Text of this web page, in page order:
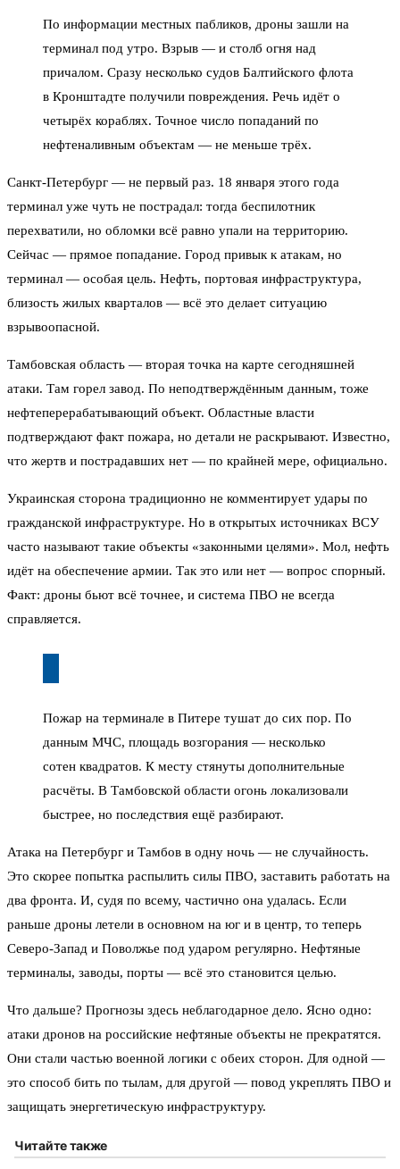
По информации местных пабликов, дроны зашли на
терминал под утро. Взрыв — и столб огня над
причалом. Сразу несколько судов Балтийского флота
в Кронштадте получили повреждения. Речь идёт о
четырёх кораблях. Точное число попаданий по
нефтеналивным объектам — не меньше трёх.
Санкт-Петербург — не первый раз. 18 января этого года
терминал уже чуть не пострадал: тогда беспилотник
перехватили, но обломки всё равно упали на территорию.
Сейчас — прямое попадание. Город привык к атакам, но
терминал — особая цель. Нефть, портовая инфраструктура,
близость жилых кварталов — всё это делает ситуацию
взрывоопасной.
Тамбовская область — вторая точка на карте сегодняшней
атаки. Там горел завод. По неподтверждённым данным, тоже
нефтеперерабатывающий объект. Областные власти
подтверждают факт пожара, но детали не раскрывают. Известно,
что жертв и пострадавших нет — по крайней мере, официально.
Украинская сторона традиционно не комментирует удары по
гражданской инфраструктуре. Но в открытых источниках ВСУ
часто называют такие объекты «законными целями». Мол, нефть
идёт на обеспечение армии. Так это или нет — вопрос спорный.
Факт: дроны бьют всё точнее, и система ПВО не всегда
справляется.
Пожар на терминале в Питере тушат до сих пор. По
данным МЧС, площадь возгорания — несколько
сотен квадратов. К месту стянуты дополнительные
расчёты. В Тамбовской области огонь локализовали
быстрее, но последствия ещё разбирают.
Атака на Петербург и Тамбов в одну ночь — не случайность.
Это скорее попытка распылить силы ПВО, заставить работать на
два фронта. И, судя по всему, частично она удалась. Если
раньше дроны летели в основном на юг и в центр, то теперь
Северо-Запад и Поволжье под ударом регулярно. Нефтяные
терминалы, заводы, порты — всё это становится целью.
Что дальше? Прогнозы здесь неблагодарное дело. Ясно одно:
атаки дронов на российские нефтяные объекты не прекратятся.
Они стали частью военной логики с обеих сторон. Для одной —
это способ бить по тылам, для другой — повод укреплять ПВО и
защищать энергетическую инфраструктуру.
Читайте также